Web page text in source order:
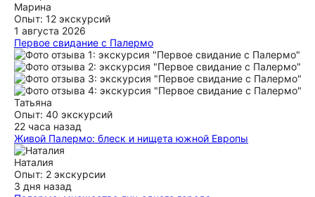
Марина
Опыт: 12 экскурсий
1 августа 2026
Первое свидание с Палермо
Екатерина — прекрасный экскурсовод и очень приятный
человек! Благодаря ей мы по-настоящему влюбились в
Палермо. Экскурсия прошла на одном дыхании: интересно,
увлекательно и с душой. Понравилось и взрослым, и
детям. От всей души рекомендуем!
ещё
Татьяна
Опыт: 40 экскурсий
22 часа назад
Живой Палермо: блеск и нищета южной Европы
Очень рекомендуется к посещению!!! Мы были в круизе.
Экскурсия стала возможностью не просто погулять по
городу, но и узнать много интересного!
ещё
Наталия
Опыт: 2 экскурсии
3 дня назад